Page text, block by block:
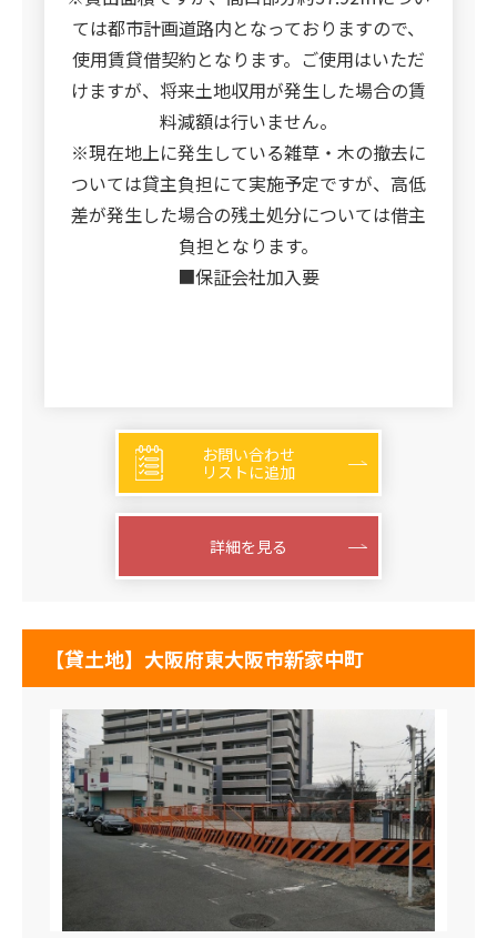
ては都市計画道路内となっておりますので、
使用賃貸借契約となります。ご使用はいただ
けますが、将来土地収用が発生した場合の賃
料減額は行いません。
※現在地上に発生している雑草・木の撤去に
ついては貸主負担にて実施予定ですが、高低
差が発生した場合の残土処分については借主
負担となります。
■保証会社加入要
お問い合わせ
リストに追加
詳細を見る
【貸土地】大阪府東大阪市新家中町